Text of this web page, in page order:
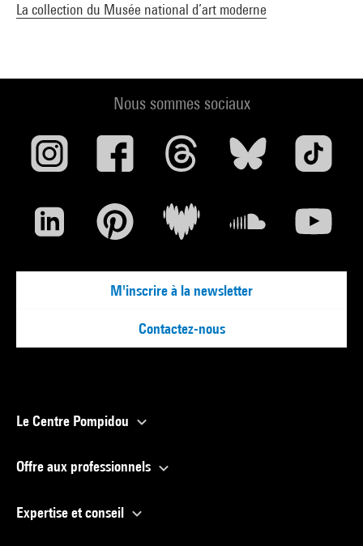
La collection du Musée national d’art moderne
Nous sommes sociaux
M'inscrire à la newsletter
Contactez-nous
Le Centre Pompidou
Offre aux professionnels
Expertise et conseil